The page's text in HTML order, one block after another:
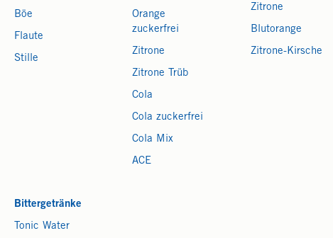
Böe
Flaute
Stille
Orange
zuckerfrei
Zitrone
Zitrone Trüb
Cola
Cola zuckerfrei
Cola Mix
ACE
Zitrone
Blutorange
Zitrone-Kirsche
Bittergetränke
Tonic Water